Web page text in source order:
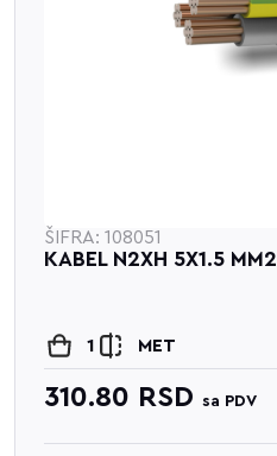
ŠIFRA: 108051
KABEL N2XH 5X1.5 MM2
1 MET
310.80 RSD sa PDV